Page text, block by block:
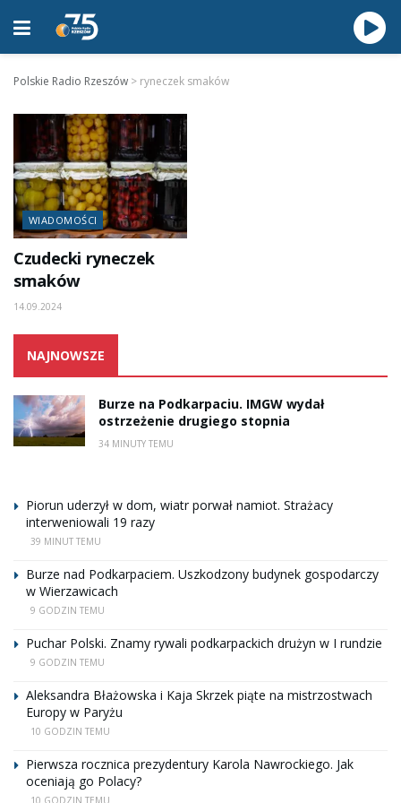
Polskie Radio Rzeszów > ryneczek smaków
WIADOMOŚCI
Czudecki ryneczek
smaków
14.09.2024
NAJNOWSZE
Burze na Podkarpaciu. IMGW wydał
ostrzeżenie drugiego stopnia
34 MINUTY TEMU
Piorun uderzył w dom, wiatr porwał namiot. Strażacy
interweniowali 19 razy
39 MINUT TEMU
Burze nad Podkarpaciem. Uszkodzony budynek gospodarczy
w Wierzawicach
9 GODZIN TEMU
Puchar Polski. Znamy rywali podkarpackich drużyn w I rundzie
9 GODZIN TEMU
Aleksandra Błażowska i Kaja Skrzek piąte na mistrzostwach
Europy w Paryżu
10 GODZIN TEMU
Pierwsza rocznica prezydentury Karola Nawrockiego. Jak
oceniają go Polacy?
10 GODZIN TEMU